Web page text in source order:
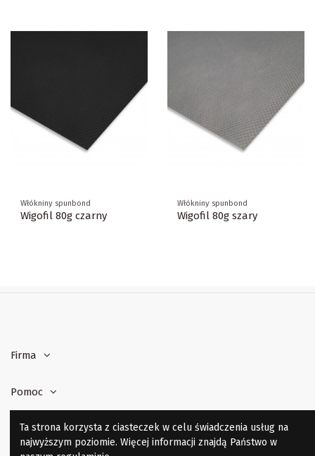
Włókniny spunbond
Wigofil 80g czarny
Włókniny spunbond
Wigofil 80g szary
Firma
Pomoc
Kontakt z nami
Ta strona korzysta z ciasteczek w celu świadczenia usług na
najwyższym poziomie. Więcej informacji znajdą Państwo w